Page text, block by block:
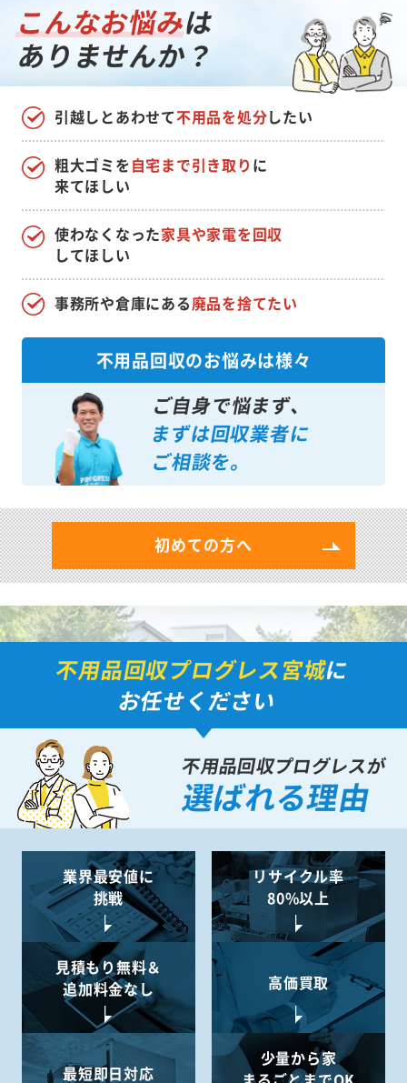
こんなお悩みは
ありませんか？
引越しとあわせて不用品を処分したい
使わなくなった家具や家電を回収
してほしい
粗大ゴミを自宅まで引き取り に
来てほしい
事務所や倉庫にある廃品を捨てたい
不用品回収のお悩みは様々
ご自身で悩まず、
まずは回収業者に
ご相談を。
初めての方へ
不用品回収プログレス宮城に
お任せください
不用品回収プログレスが
選ばれる理由
業界最安値に
挑戦
リサイクル率
80%以上
見積もり無料＆
追加料金なし
高価買取
最短即日対応
少量から家